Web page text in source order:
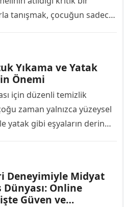
tanışmak, çocuğun sadece
Yıkama ve Yatak
Önemi
için düzenli temizlik
zaman yalnızca yüzeysel
yatak gibi eşyaların derin
Deneyimiyle Midyat
Dünyası: Online
Güven ve